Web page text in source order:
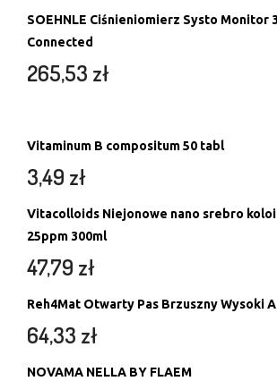
SOEHNLE Ciśnieniomierz Systo Monitor
Connected
265,53 zł
Vitaminum B compositum 50 tabl
3,49 zł
Vitacolloids Niejonowe nano srebro
25ppm 300ml
47,79 zł
Reh4Mat Otwarty Pas Brzuszny Wysoki
64,33 zł
NOVAMA NELLA BY FLAEM